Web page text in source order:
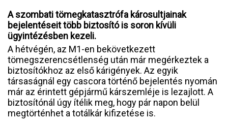
A szombati tömegkatasztrófa károsultjainak
bejelentéseit több biztosító is soron kívüli
ügyintézésben kezeli.
A hétvégén, az M1-en bekövetkezett
tömegszerencsétlenség után már megérkeztek a
biztosítókhoz az első kárigények. Az egyik
társaságnál egy cascora történő bejelentés nyomán
már az érintett gépjármű kárszemléje is lezajlott. A
biztosítónál úgy ítélik meg, hogy pár napon belül
megtörténhet a totálkár kifizetése is.